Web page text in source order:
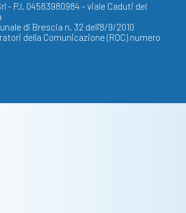
- P.I. 04583980984 - viale Caduti del
di Brescia n. 32 dell'8/9/2010
della Comunicazione (ROC) numero